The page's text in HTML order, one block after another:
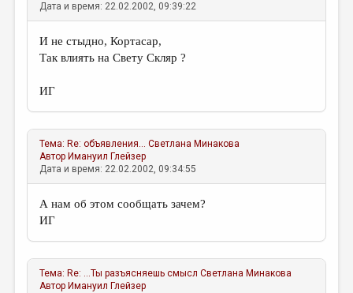
Дата и время: 22.02.2002, 09:39:22
И не стыдно, Кортасар,
Так влиять на Свету Скляр ?
ИГ
Тема: Re: объявления… Светлана Минакова
Автор Имануил Глейзер
Дата и время: 22.02.2002, 09:34:55
А нам об этом сообщать зачем?
ИГ
Тема: Re: …Ты разъясняешь смысл Светлана Минакова
Автор Имануил Глейзер